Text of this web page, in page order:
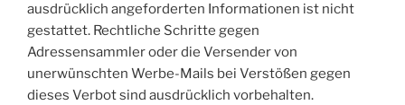
ausdrücklich angeforderten Informationen ist nicht
gestattet. Rechtliche Schritte gegen
Adressensammler oder die Versender von
unerwünschten Werbe-Mails bei Verstößen gegen
dieses Verbot sind ausdrücklich vorbehalten.